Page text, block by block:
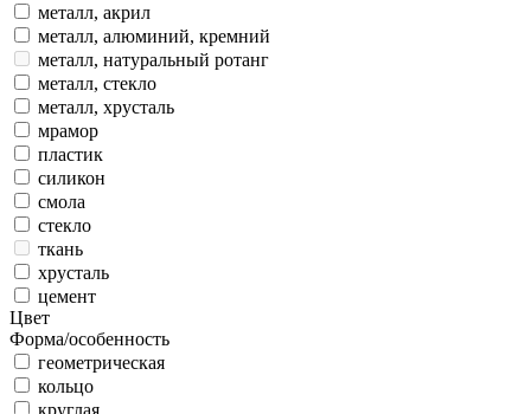
металл, акрил
металл, алюминий, кремний
металл, натуральный ротанг
металл, стекло
металл, хрусталь
мрамор
пластик
силикон
смола
стекло
ткань
хрусталь
цемент
Цвет
Форма/особенность
геометрическая
кольцо
круглая